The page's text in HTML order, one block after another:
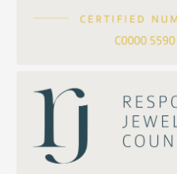
公司名稱
聯絡電話
方假繩鏈系列